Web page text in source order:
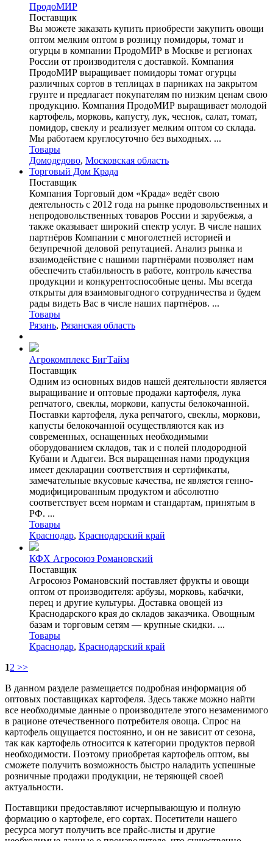
ПродоМИР
Поставщик
Вы можете заказать купить приобрести закупить овощи
оптом мелким оптом в розницу помидоры, томат и
огурцы в компании ПродоМИР в Москве и регионах
России от производителя с доставкой. Компания
ПродоМИР выращивает помидоры томат огурцы
различных сортов в теплицах в парниках на закрытом
грунте и предлагает покупателям по низким ценам свою
продукцию. Компания ПродоМИР выращивает молодой
картофель, морковь, капусту, лук, чеснок, салат, томат,
помидор, свеклу и реализует мелким оптом со склада.
Мы работаем круглосуточно без выходных. ...
Товары
Домодедово, Московская область
Торговый Дом Крада
Поставщик
Компания Торговый дом «Крада» ведёт свою
деятельность с 2012 года на рынке продовольственных и
непродовольственных товаров России и зарубежья, а
также оказывает широкий спектр услуг. В числе наших
партнёров Компании с многолетней историей и
безупречной деловой репутацией. Анализ рынка и
взаимодействие с нашими партнёрами позволяет нам
обеспечить стабильность в работе, контроль качества
продукции и конкурентоспособные цены. Мы всегда
открыты для взаимовыгодного сотрудничества и будем
рады видеть Вас в числе наших партнёров. ...
Товары
Рязань, Рязанская область
Агрокомплекс БигТайм
Поставщик
Одним из основных видов нашей деятельности является
выращивание и оптовые продажи картофеля, лука
репчатого, свеклы, моркови, капусты белокочанной.
Поставки картофеля, лука репчатого, свеклы, моркови,
капусты белокочанной осуществляются как из
современных, оснащенных необходимыми
оборудованием складов, так и с полей плодородной
Кубани и Адыгеи. Вся выращенная нами продукция
имеет декларации соответствия и сертификаты,
замечательные вкусовые качества, не является генно-
модифицированным продуктом и абсолютно
соответствует всем нормам и стандартам, принятым в
РФ. ...
Товары
Краснодар, Краснодарский край
КФХ Агросоюз Романовский
Поставщик
Агросоюз Романовский поставляет фрукты и овощи
оптом от производителя: арбузы, морковь, кабачки,
перец и другие культуры. Доставка овощей из
Краснодарского края до складов заказчика. Овощным
базам и торговым сетям — крупные скидки. ...
Товары
Краснодар, Краснодарский край
12 >>
В данном разделе размещается подробная информация об
оптовых поставщиках картофеля. Здесь также можно найти
все необходимые данные о производителе этого незаменимого
в рационе отечественного потребителя овоща. Спрос на
картофель ощущается постоянно, и он не зависит от сезона,
так как картофель относится к категории продуктов первой
необходимости. Поэтому приобретая картофель оптом, вы
сможете получить возможность быстро наладить успешные
розничные продажи продукции, не теряющей своей
актуальности.
Поставщики предоставляют исчерпывающую и полную
формацию о картофеле, его сортах. Посетители нашего
ресурса могут получить все прайс-листы и другие